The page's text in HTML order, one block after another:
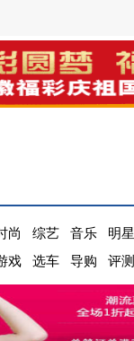
尚 综艺 音乐 明星
戏 选车 导购 评测